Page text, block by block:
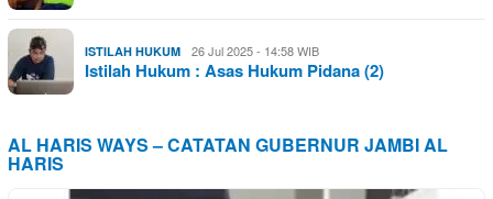
ISTILAH HUKUM 26 Jul 2025 - 14:58 WIB
Istilah Hukum : Asas Hukum Pidana (2)
AL HARIS WAYS – CATATAN GUBERNUR JAMBI AL
HARIS